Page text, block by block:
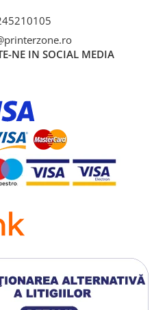
NE IN SOCIAL MEDIA